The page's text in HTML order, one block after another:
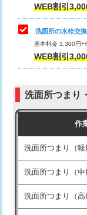
マス交換（土の
マス交換（深さ
マス交換（深さ
モルタル補修（厚
モルタル補修（厚
洗面台設置
バスタブ設置
交換・取付(単水
式）)
交換・取付(混合
式・ワンホール）
（P/S/ポップア
交換・取付（そ
持込商品取付（
持込商品取付（
持込商品取付（
給水管工事※（ホ
WEB割引
洗面所の水栓交換
基本料金 3,300円+
WEB割引
洗面所つまり
作
洗面所つまり（軽
洗面所つまり（中
洗面所つまり（高